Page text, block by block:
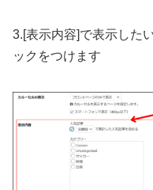
3.[表示内容]で表示した
ックをつけます